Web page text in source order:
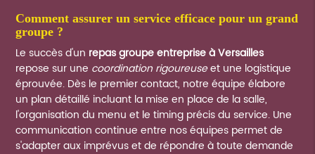
comment assurer un service efficace pour un grand
groupe ?
Le succès d'un repas groupe entreprise à Versailles
repose sur une coordination rigoureuseet une logistique
éprouvée. Dès le premier contact, notre équipe élabore
un plan détaillé incluant la mise en place de la salle,
l'organisation du menu et le timing précis du service. Une
communication continue entre nos équipes permet de
s'adapter aux imprévus et de répondre à toute demande